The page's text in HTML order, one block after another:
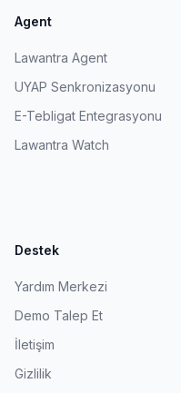
Agent
Lawantra Agent
UYAP Senkronizasyonu
E-Tebligat Entegrasyonu
Lawantra Watch
Destek
Yardım Merkezi
Demo Talep Et
İletişim
Gizlilik